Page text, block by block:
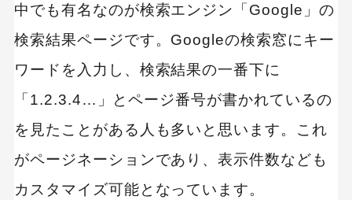
中でも有名なのが検索エンジン「Google」の
検索結果ページです。Googleの検索窓にキー
ワードを入力し、検索結果の一番下に
「1.2.3.4…」とページ番号が書かれているの
を見たことがある人も多いと思います。これ
がページネーションであり、表示件数なども
カスタマイズ可能となっています。